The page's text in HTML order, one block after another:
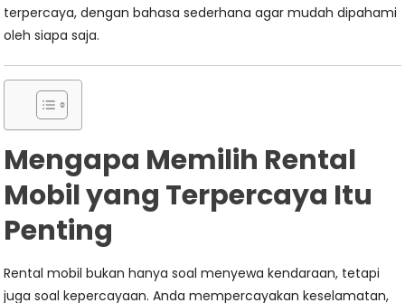
terpercaya, dengan bahasa sederhana agar mudah dipahami
oleh siapa saja.
Mengapa Memilih Rental
Mobil yang Terpercaya Itu
Penting
Rental mobil bukan hanya soal menyewa kendaraan, tetapi
juga soal kepercayaan. Anda mempercayakan keselamatan,